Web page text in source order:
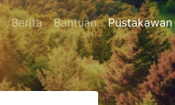
Berita Bantuan Pustakawan